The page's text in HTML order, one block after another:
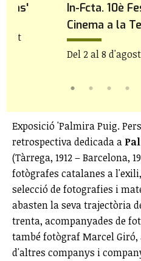
mas'
In-Fcta. 10è
Cinema a la
Del 2 al 8 d'agost
Exposició 'Palmira Puig.
retrospectiva dedicada a
(Tàrrega, 1912 – Barcelona,
fotògrafes catalanes a
selecció de fotografies i
abasten la seva trajectòria
trenta, acompanyades de
també fotògraf Marcel
d'altres companys i